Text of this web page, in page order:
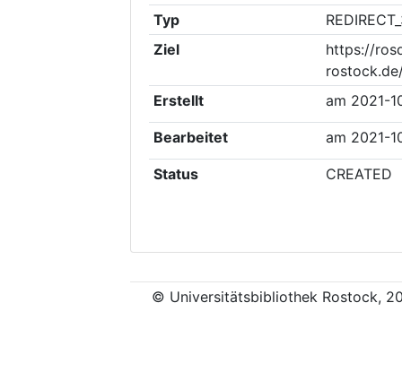
Typ
Ziel
https://
Erstellt
am 2021-
Bearbeitet am 2021-
Status CREATED
© Universitätsbibliothek Rostock,